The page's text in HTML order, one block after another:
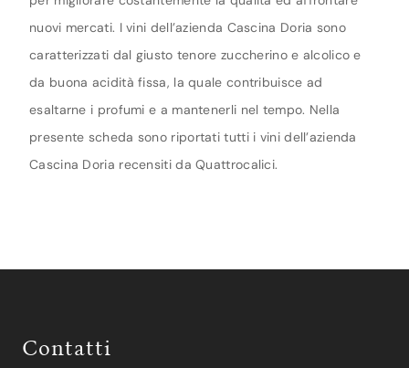
nuovi mercati. I vini dell’azienda Cascina Doria sono
caratterizzati dal giusto tenore zuccherino e alcolico e
da buona acidità fissa, la quale contribuisce ad
esaltarne i profumi e a mantenerli nel tempo. Nella
presente scheda sono riportati tutti i vini dell’azienda
Cascina Doria recensiti da Quattrocalici.
Contatti